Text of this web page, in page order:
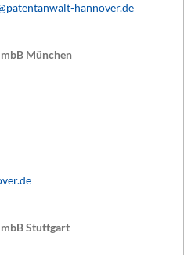
hannover.de
München
Stuttgart